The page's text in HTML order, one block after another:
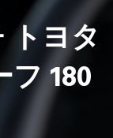
トヨタ
180